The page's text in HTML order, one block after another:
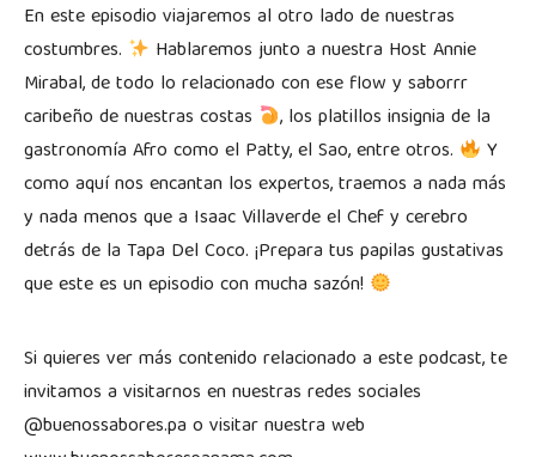
En este episodio viajaremos al otro lado de nuestras
costumbres.
Hablaremos junto a nuestra Host Annie
Mirabal, de todo lo relacionado con ese flow y saborrr
caribeño de nuestras costas
, los platillos insignia de la
gastronomía Afro como el Patty, el Sao, entre otros.
Y
como aquí nos encantan los expertos, traemos a nada más
y nada menos que a Isaac Villaverde el Chef y cerebro
detrás de la Tapa Del Coco. ¡Prepara tus papilas gustativas
que este es un episodio con mucha sazón!
Si quieres ver más contenido relacionado a este podcast, te
invitamos a visitarnos en nuestras redes sociales
@buenossabores.pa o visitar nuestra web